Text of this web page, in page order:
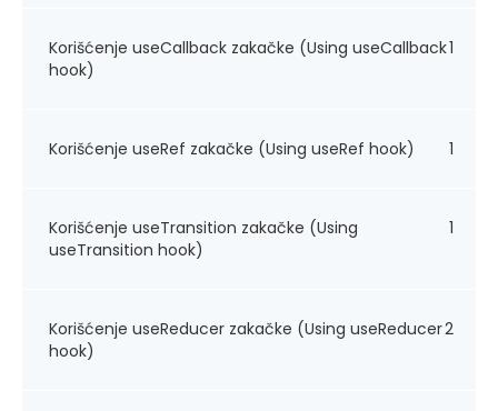
Korišćenje useCallback zakačke (Using useCallback
hook)
1
Korišćenje useRef zakačke (Using useRef hook) 1
Korišćenje useTransition zakačke (Using
useTransition hook)
1
Korišćenje useReducer zakačke (Using useReducer
hook)
2